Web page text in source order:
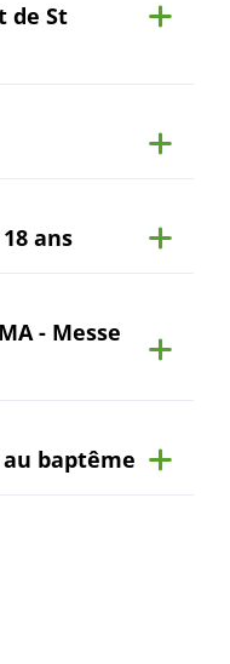
de St
ans
- Messe
baptême